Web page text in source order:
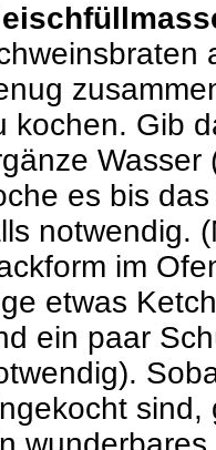
kochen. Gib
Wasser
es bis
notwendig.
im
etwas
ein paar
sind,